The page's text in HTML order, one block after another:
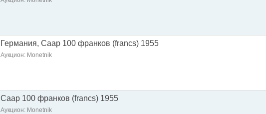
Германия, Саар 100 франков (francs) 1955
Аукцион: Monetnik
Саар 100 франков (francs) 1955
Аукцион: Monetnik